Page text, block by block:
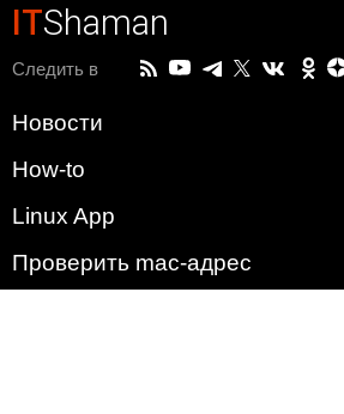
ITShaman
Следить в
Новости
How-to
Linux App
Проверить mac-адрес